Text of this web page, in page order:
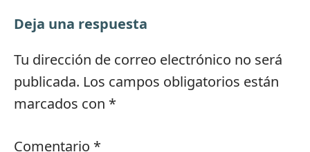
Deja una respuesta
Tu dirección de correo electrónico no será
publicada. Los campos obligatorios están
marcados con *
Comentario *